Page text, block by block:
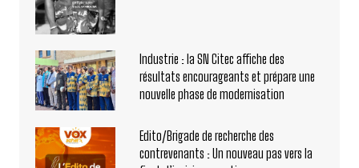
Industrie : la SN Citec affiche des
résultats encourageants et prépare une
nouvelle phase de modernisation
Edito/Brigade de recherche des
contrevenants : Un nouveau pas vers la